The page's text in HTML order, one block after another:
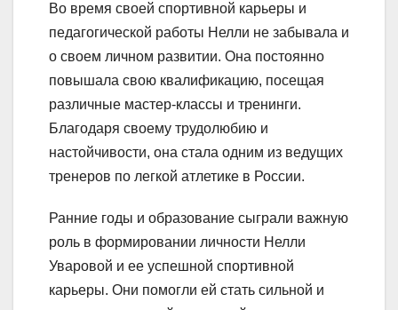
Во время своей спортивной карьеры и
педагогической работы Нелли не забывала и
о своем личном развитии. Она постоянно
повышала свою квалификацию, посещая
различные мастер-классы и тренинги.
Благодаря своему трудолюбию и
настойчивости, она стала одним из ведущих
тренеров по легкой атлетике в России.
Ранние годы и образование сыграли важную
роль в формировании личности Нелли
Уваровой и ее успешной спортивной
карьеры. Они помогли ей стать сильной и